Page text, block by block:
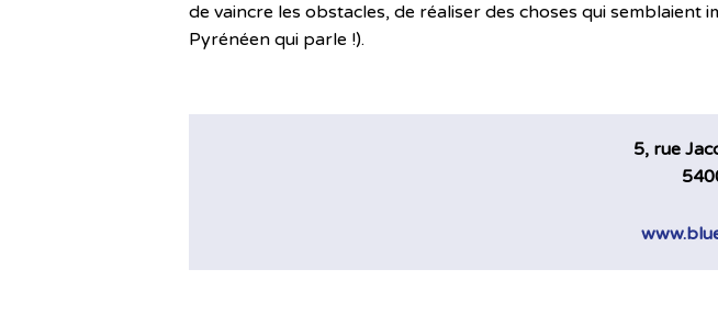
de vaincre les obstacles, de réaliser des choses qui semblaient
Pyrénéen qui parle !).
5, rue